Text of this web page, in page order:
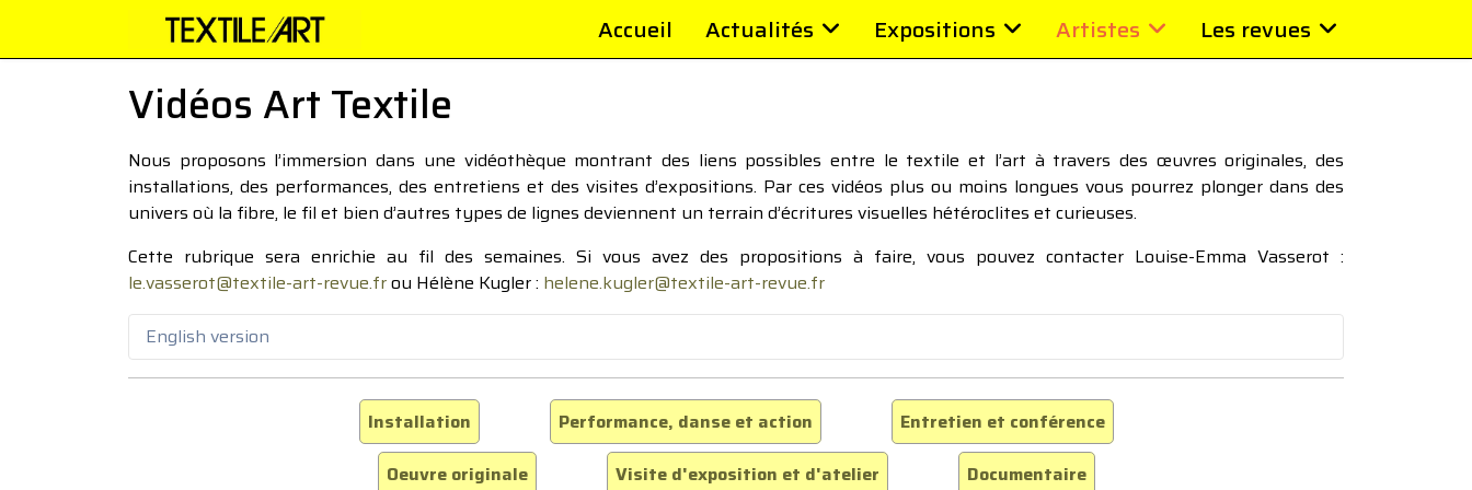
Accueil Actualités Expositions Artistes Les revues
Vidéos Art Textile
Nous proposons l’immersion dans une vidéothèque montrant des liens possibles entre le textile et l’art à travers des œuvres originales, des
installations, des performances, des entretiens et des visites d’expositions. Par ces vidéos plus ou moins longues vous pourrez plonger dans des
univers où la fibre, le fil et bien d’autres types de lignes deviennent un terrain d’écritures visuelles hétéroclites et curieuses.
Cette rubrique sera enrichie au fil des semaines. Si vous avez des propositions à faire, vous pouvez contacter Louise-Emma Vasserot :
le.vasserot@textile-art-revue.frou Hélène Kugler : helene.kugler@textile-art-revue.fr
English version
Installation Performance, danse et action
Entretien et conférence
Oeuvre originale
Visite d'exposition et d'atelier Documentaire